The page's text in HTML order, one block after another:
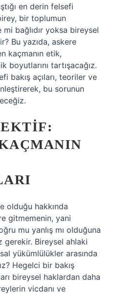
en derin felsefi
bir toplumun
bağlıdır yoksa bireysel
Bu yazıda, askere
kaçmanın etik,
tartışacağız.
bakış açıları, teoriler ve
bu sorunun
olduğu hakkında
gitmemenin, yani
mu yanlış mı olduğuna
gerekir. Bireysel ahlaki
yükümlülükler arasında
Hegelci bir bakış
bireysel haklardan daha
vicdanı ve